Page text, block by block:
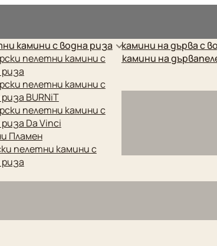
камини с водна риза
пелетни камини с
риза
пелетни камини с
BURNiT
пелетни камини с
Da Vinci
Пламен
пелетни камини с
риза
камини на дърва с
котлиготварски печки камини на дърва